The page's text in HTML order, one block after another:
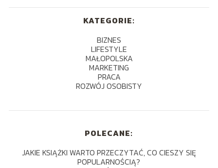
KATEGORIE:
BIZNES
LIFESTYLE
MAŁOPOLSKA
MARKETING
PRACA
ROZWÓJ OSOBISTY
POLECANE:
JAKIE KSIĄŻKI WARTO PRZECZYTAĆ, CO CIESZY SIĘ
POPULARNOŚCIĄ?